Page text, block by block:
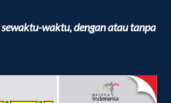
waktu, dengan atau tanpa